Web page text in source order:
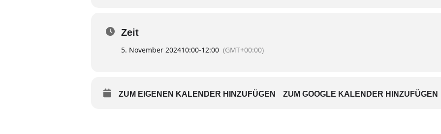
4. Februar 2025
Zeit
5. November 202410:00-12:00 (GMT+00:00)
ZUM EIGENEN KALENDER HINZUFÜGEN ZUM GOOGLE KALENDER HINZUFÜGEN